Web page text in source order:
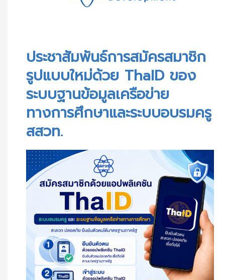
ประชาสัมพันธ์การสมัครสมาชิก
รูปแบบใหม่ด้วย ThaID ของ
ระบบฐานข้อมูลเครือข่าย
ทางการศึกษาและระบบอบรมครู
สสวท.